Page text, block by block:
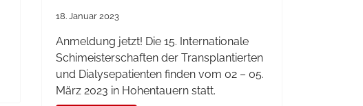
18. Januar 2023
Anmeldung jetzt! Die 15. Internationale
Schimeisterschaften der Transplantierten
und Dialysepatienten finden vom 02 – 05.
März 2023 in Hohentauern statt.